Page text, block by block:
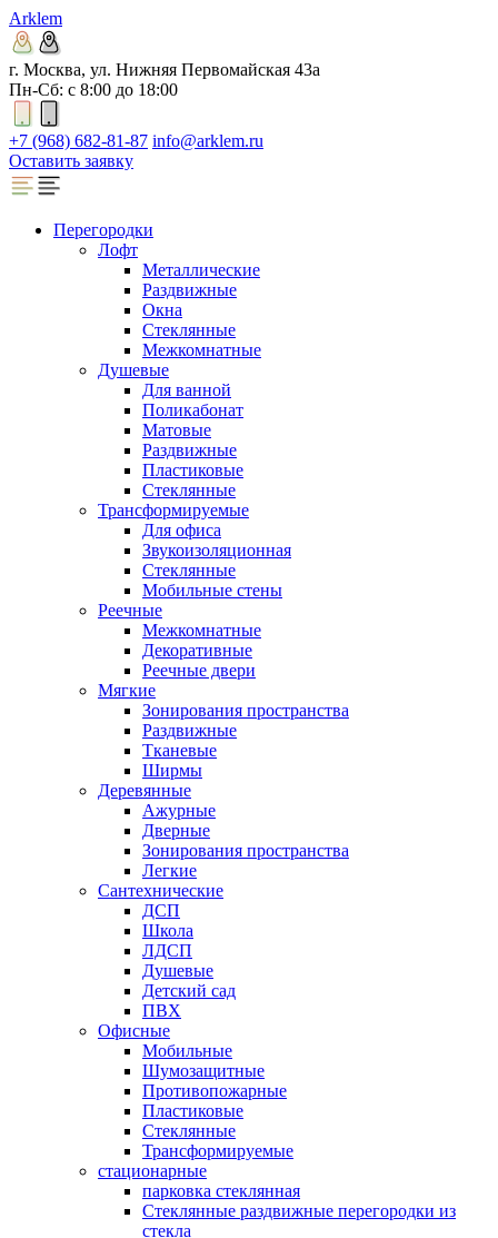
Arklem
г. Москва, ул. Нижняя Первомайская 43а
Пн-Сб: с 8:00 до 18:00
+7 (968) 682-81-87 info@arklem.ru
Оставить заявку
Перегородки
Лофт
Металлические
Раздвижные
Окна
Стеклянные
Межкомнатные
Душевые
Для ванной
Поликабонат
Матовые
Раздвижные
Пластиковые
Стеклянные
Трансформируемые
Для офиса
Звукоизоляционная
Стеклянные
Мобильные стены
Реечные
Межкомнатные
Декоративные
Реечные двери
Мягкие
Зонирования пространства
Раздвижные
Тканевые
Ширмы
Деревянные
Ажурные
Дверные
Зонирования пространства
Легкие
Сантехнические
ДСП
Школа
ЛДСП
Душевые
Детский сад
ПВХ
Офисные
Мобильные
Шумозащитные
Противопожарные
Пластиковые
Стеклянные
Трансформируемые
стационарные
парковка стеклянная
Стеклянные раздвижные перегородки из
стекла